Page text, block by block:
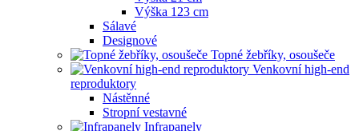
Výška 123 cm
Sálavé
Designové
Topné žebříky, osoušeče
Venkovní high-end
reproduktory
Nástěnné
Stropní vestavné
Infrapanely